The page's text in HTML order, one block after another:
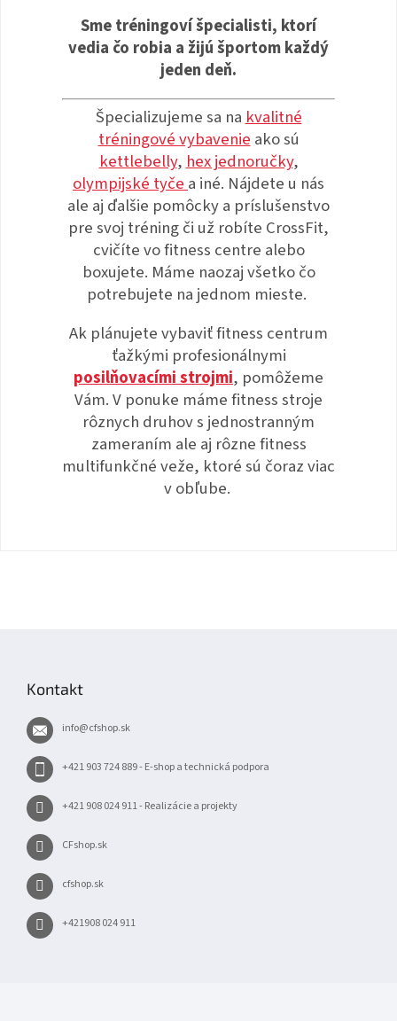
Sme tréningoví špecialisti, ktorí
vedia čo robia a žijú športom každý
jeden deň.
Špecializujeme sa nakvalitné
tréningové vybavenieako sú
kettlebelly,hex jednoručky,
olympijské tyčea iné. Nájdete u nás
ale aj ďalšie pomôcky a príslušenstvo
pre svoj tréning či už robíte CrossFit,
cvičíte vo fitness centre alebo
boxujete. Máme naozaj všetko čo
potrebujete na jednom mieste.
Ak plánujete vybaviť fitness centrum
ťažkými profesionálnymi
posilňovacími strojmi, pomôžeme
Vám. V ponuke máme fitness stroje
rôznych druhov s jednostranným
zameraním ale aj rôzne fitness
multifunkčné veže, ktoré sú čoraz viac
v obľube.
Kontakt
info@cfshop.sk
+421 903 724 889 - E-shop a technická podpora
+421 908 024 911 - Realizácie a projekty
CFshop.sk
cfshop.sk
+421908 024 911